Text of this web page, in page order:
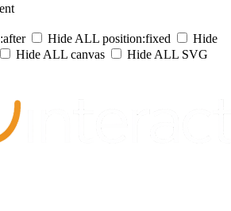
Hide ALL position:fixed
Hide
Hide ALL canvas
Hide ALL SVG